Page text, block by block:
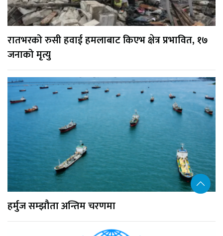
रातभरको रुसी हवाई हमलाबाट किएभ क्षेत्र प्रभावित, १७
जनाको मृत्यु
हर्मुज सम्झौता अन्तिम चरणमा